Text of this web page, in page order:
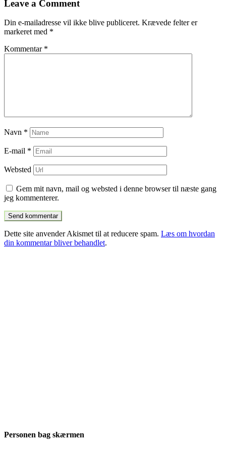
Leave a Comment
Din e-mailadresse vil ikke blive publiceret. Krævede felter er
markeret med *
Kommentar *
Navn *
E-mail *
Websted
Gem mit navn, mail og websted i denne browser til næste gang
jeg kommenterer.
Dette site anvender Akismet til at reducere spam. Læs om hvordan
din kommentar bliver behandlet.
Personen bag skærmen